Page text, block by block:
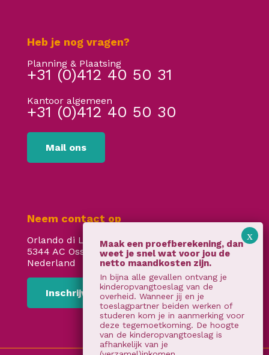
Heb je nog vragen?
Planning & Plaatsing
+31 (0)412 40 50 31
Kantoor algemeen
+31 (0)412 40 50 30
Mail ons
Neem contact op
Orlando di Lassostraat 24
5344 AC Oss
Nederland
Inschrijven
In bijna alle gevallen ontvang je
kinderopvangtoeslag van de
overheid. Wanneer jij en je
toeslagpartner beiden werken of
studeren kom je in aanmerking voor
deze tegemoetkoming. De hoogte
van de kinderopvangtoeslag is
afhankelijk van je